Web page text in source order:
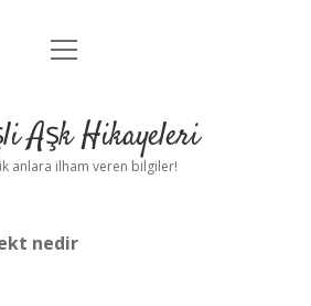
Anasayfa
Yasal Uyarı
menüyü
Aşk Hikayeleri
anlara ilham veren bilgiler!
nedir